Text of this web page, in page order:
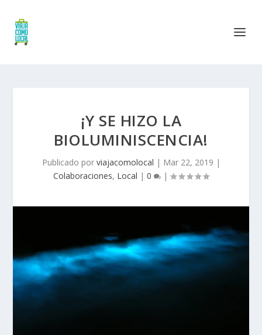
¡Y SE HIZO LA
BIOLUMINISCENCIA!
Publicado por viajacomolocal | Mar 22, 2019 |
Colaboraciones, Local | 0 |